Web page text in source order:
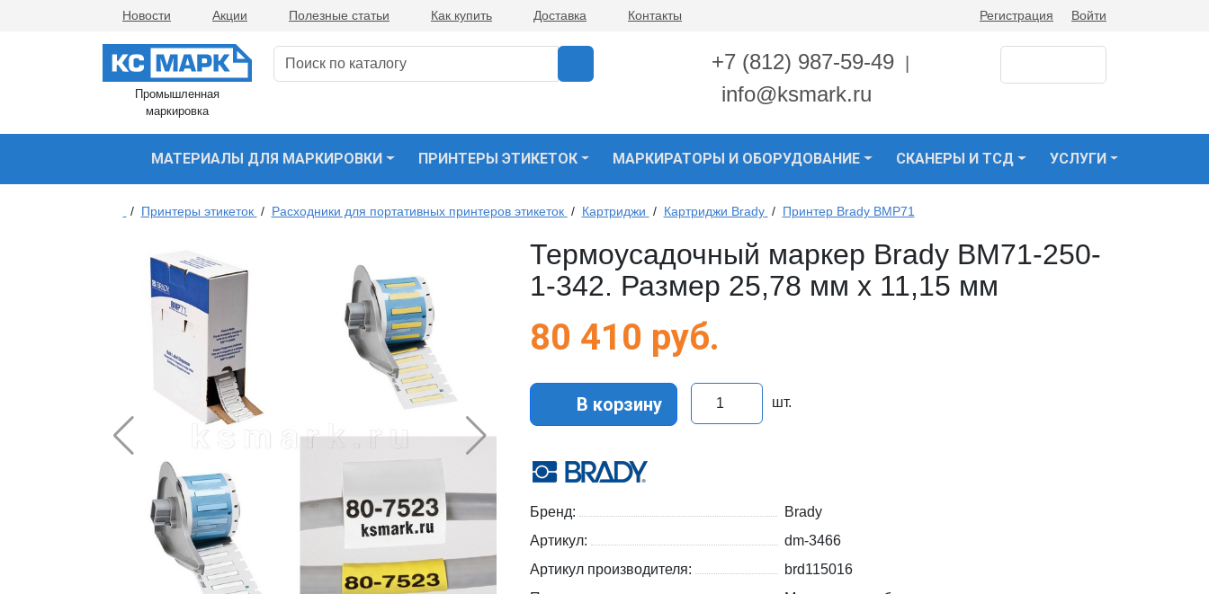
Новости Акции Полезные статьи Как купить Доставка Контакты Регистрация Войти
Промышленная
маркировка
+7 (812) 987-59-49
info@ksmark.ru
МАТЕРИАЛЫ ДЛЯ МАРКИРОВКИ ПРИНТЕРЫ ЭТИКЕТОК МАРКИРАТОРЫ И ОБОРУДОВАНИЕ СКАНЕРЫ И ТСД УСЛУГИ
/ Принтеры этикеток / Расходники для портативных принтеров этикеток / Картриджи / Картриджи Brady / Принтер Brady BMP71
Термоусадочный маркер Brady BM71-250-
1-342. Размер 25,78 мм х 11,15 мм
80 410 руб.
В корзину шт.
Бренд:
Brady
Артикул:
dm-3466
Артикул производителя:
brd115016